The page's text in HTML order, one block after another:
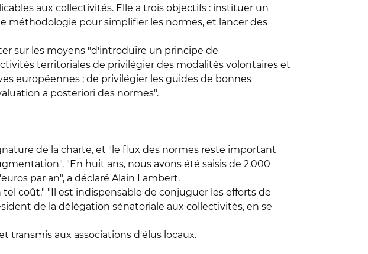
aux collectivités. Elle a trois objectifs : instituer un
méthodologie pour simplifier les normes, et lancer des
sur les moyens "d'introduire un principe de
territoriales de privilégier des modalités volontaires et
européennes ; de privilégier les guides de bonnes
a posteriori des normes".
de la charte, et "le flux des normes reste important
"En huit ans, nous avons été saisis de 2.000
par an", a déclaré Alain Lambert.
coût." "Il est indispensable de conjuguer les efforts de
de la délégation sénatoriale aux collectivités, en se
transmis aux associations d'élus locaux.